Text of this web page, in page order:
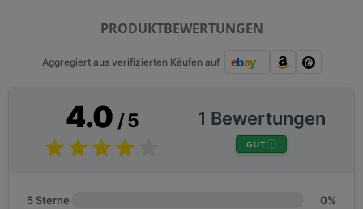
PRODUKTBEWERTUNGEN
Aggregiert aus verifizierten Käufen auf
4.0 / 5 1 Bewertungen
GUT
5 Sterne 0%